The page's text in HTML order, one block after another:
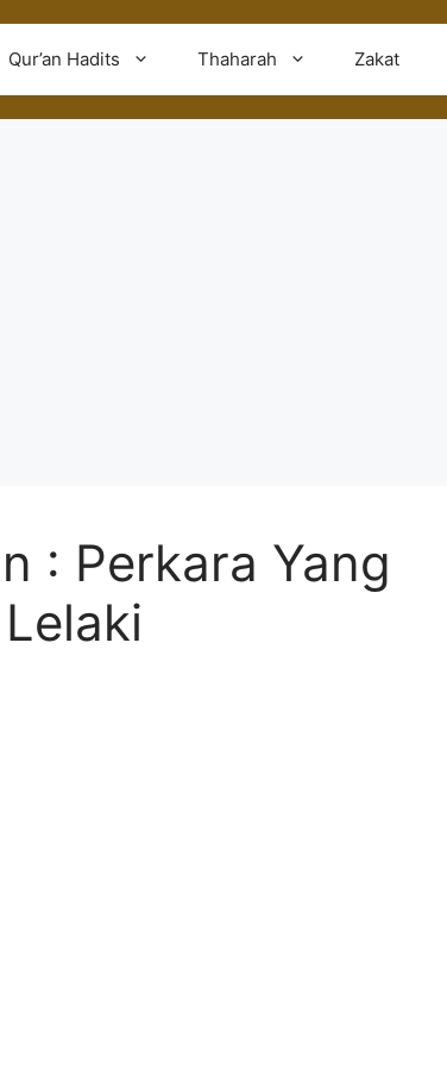
Qur’an Hadits Thaharah Zakat
: Perkara Yang